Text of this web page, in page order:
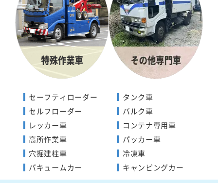
セーフティローダー
セルフローダー
レッカー車
高所作業車
穴掘建柱車
バキュームカー
タンク車
バルク車
コンテナ専用車
パッカー車
冷凍車
キャンピングカー